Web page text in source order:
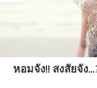
หอมจัง!! สงสัยจัง